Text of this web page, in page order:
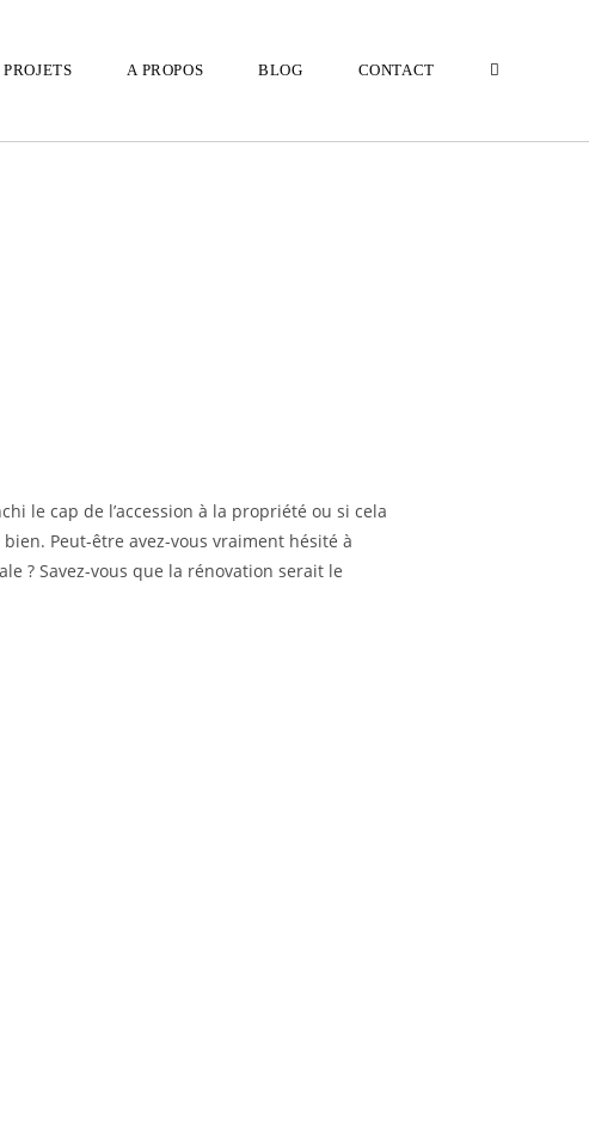
PROJETS A PROPOS BLOG CONTACT
le cap de l’accession à la propriété ou si cela
Peut-être avez-vous vraiment hésité à
? Savez-vous que la rénovation serait le